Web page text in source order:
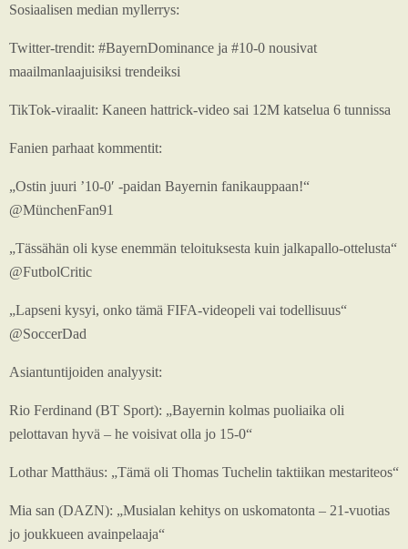
Sosiaalisen median myllerrys:
Twitter-trendit: #BayernDominance ja #10-0 nousivat
maailmanlaajuisiksi trendeiksi
TikTok-viraalit: Kaneen hattrick-video sai 12M katselua 6 tunnissa
Fanien parhaat kommentit:
„Ostin juuri ’10-0′ -paidan Bayernin fanikauppaan!“
@MünchenFan91
„Tässähän oli kyse enemmän teloituksesta kuin jalkapallo-ottelusta“
@FutbolCritic
„Lapseni kysyi, onko tämä FIFA-videopeli vai todellisuus“
@SoccerDad
Asiantuntijoiden analyysit:
Rio Ferdinand (BT Sport): „Bayernin kolmas puoliaika oli
pelottavan hyvä – he voisivat olla jo 15-0“
Lothar Matthäus: „Tämä oli Thomas Tuchelin taktiikan mestariteos“
Mia san (DAZN): „Musialan kehitys on uskomatonta – 21-vuotias
jo joukkueen avainpelaaja“